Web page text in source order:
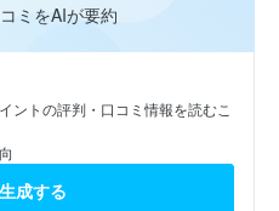
ミをAIが要約
ントの評判・口コミ情報を読むこ
成する